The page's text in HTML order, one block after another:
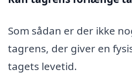
Som sådan er der ikke
tagrens, der giver en
tagets levetid.